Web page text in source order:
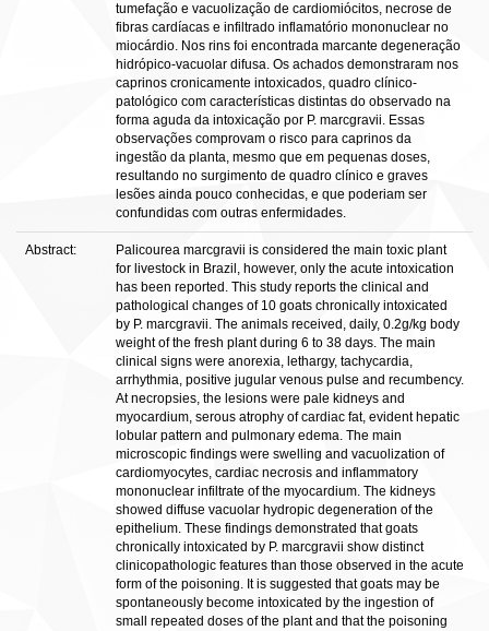
tumefação e vacuolização de cardiomiócitos, necrose de
fibras cardíacas e infiltrado inflamatório mononuclear no
miocárdio. Nos rins foi encontrada marcante degeneração
hidrópico-vacuolar difusa. Os achados demonstraram nos
caprinos cronicamente intoxicados, quadro clínico-
patológico com características distintas do observado na
forma aguda da intoxicação por P. marcgravii. Essas
observações comprovam o risco para caprinos da
ingestão da planta, mesmo que em pequenas doses,
resultando no surgimento de quadro clínico e graves
lesões ainda pouco conhecidas, e que poderiam ser
confundidas com outras enfermidades.
Abstract:
Palicourea marcgravii is considered the main toxic plant
for livestock in Brazil, however, only the acute intoxication
has been reported. This study reports the clinical and
pathological changes of 10 goats chronically intoxicated
by P. marcgravii. The animals received, daily, 0.2g/kg body
weight of the fresh plant during 6 to 38 days. The main
clinical signs were anorexia, lethargy, tachycardia,
arrhythmia, positive jugular venous pulse and recumbency.
At necropsies, the lesions were pale kidneys and
myocardium, serous atrophy of cardiac fat, evident hepatic
lobular pattern and pulmonary edema. The main
microscopic findings were swelling and vacuolization of
cardiomyocytes, cardiac necrosis and inflammatory
mononuclear infiltrate of the myocardium. The kidneys
showed diffuse vacuolar hydropic degeneration of the
epithelium. These findings demonstrated that goats
chronically intoxicated by P. marcgravii show distinct
clinicopathologic features than those observed in the acute
form of the poisoning. It is suggested that goats may be
spontaneously become intoxicated by the ingestion of
small repeated doses of the plant and that the poisoning